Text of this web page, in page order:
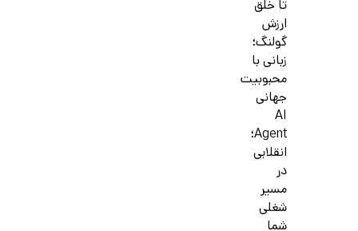
تا خلق
ارزش
گولنگ؛
زبانی با
محبوبیت
جهانی
AI
Agent؛
انقلابی
در
مسیر
شغلی